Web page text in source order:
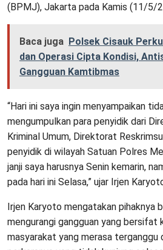
(BPMJ), Jakarta pada Kamis (11/5/
Baca juga Polsek Cisauk
dan Operasi Cipta Kondisi,
Gangguan Kamtibmas
“Hari ini saya ingin menyampaikan
mengumpulkan para penyidik dari
Kriminal Umum, Direktorat
penyidik di wilayah Satuan Polres
janji saya harusnya Senin kemarin,
pada hari ini Selasa,” ujar Irjen
Irjen Karyoto mengatakan pihaknya
mengurangi gangguan yang bersifat
masyarakat yang merasa terganggu